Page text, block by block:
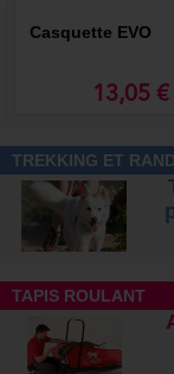
Casquette EVO
13,05 €
TREKKING ET
TAPIS ROULANT